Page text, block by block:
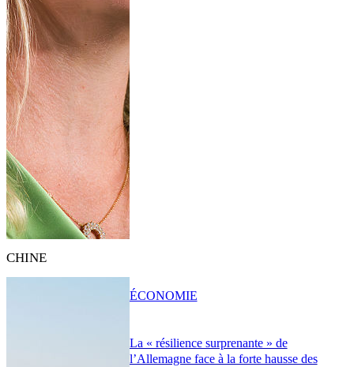
CHINE
La « résilience surprenante » de
l’Allemagne face à la forte hausse des
ÉCONOMIE